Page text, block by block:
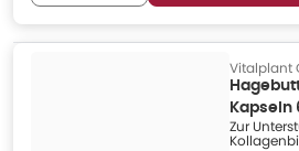
Vitalplant
Kapseln
Zur